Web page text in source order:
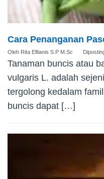
Cara Penanganan
Oleh Rita Elfianis S.P M.Sc
Tanaman buncis atau
vulgaris L. adalah
tergolong kedalam
buncis dapat […]